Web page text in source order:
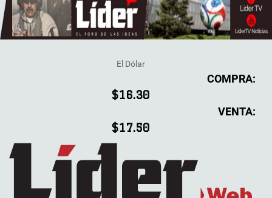
El Dólar
COMPRA:
$16.30
VENTA:
$17.50